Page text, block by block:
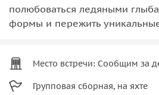
полюбоваться ледяными
формы и пережить
Место встречи: Сообщим за
Групповая сборная, на яхте